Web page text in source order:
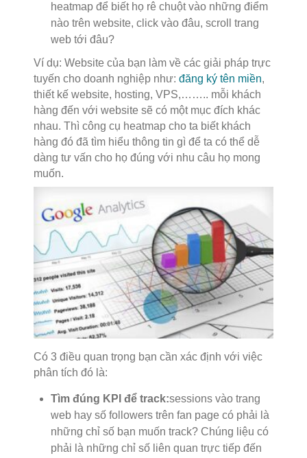
heatmap để biết họ rê chuột vào những điểm
nào trên website, click vào đâu, scroll trang
web tới đâu?
Ví dụ: Website của bạn làm về các giải pháp trực
tuyến cho doanh nghiệp như: đăng ký tên miền,
thiết kế website, hosting, VPS,…….. mỗi khách
hàng đến với website sẽ có một mục đích khác
nhau. Thì công cụ heatmap cho ta biết khách
hàng đó đã tìm hiểu thông tin gì để ta có thể dễ
dàng tư vấn cho họ đúng với nhu câu họ mong
muốn.
Có 3 điều quan trọng bạn cần xác định với việc
phân tích đó là:
Tìm đúng KPI để track:sessions vào trang
web hay số followers trên fan page có phải là
những chỉ số bạn muốn track? Chúng liệu có
phải là những chỉ số liên quan trực tiếp đến